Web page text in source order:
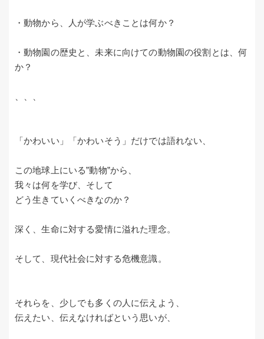
・動物から、人が学ぶべきことは何か？
・動物園の歴史と、未来に向けての動物園の役割とは、何
か？
「かわいい」「かわいそう」だけでは語れない、
この地球上にいる”動物”から、
我々は何を学び、そして
どう生きていくべきなのか？
深く、生命に対する愛情に溢れた理念。
そして、現代社会に対する危機意識。
それらを、少しでも多くの人に伝えよう、
伝えたい、伝えなければという思いが、